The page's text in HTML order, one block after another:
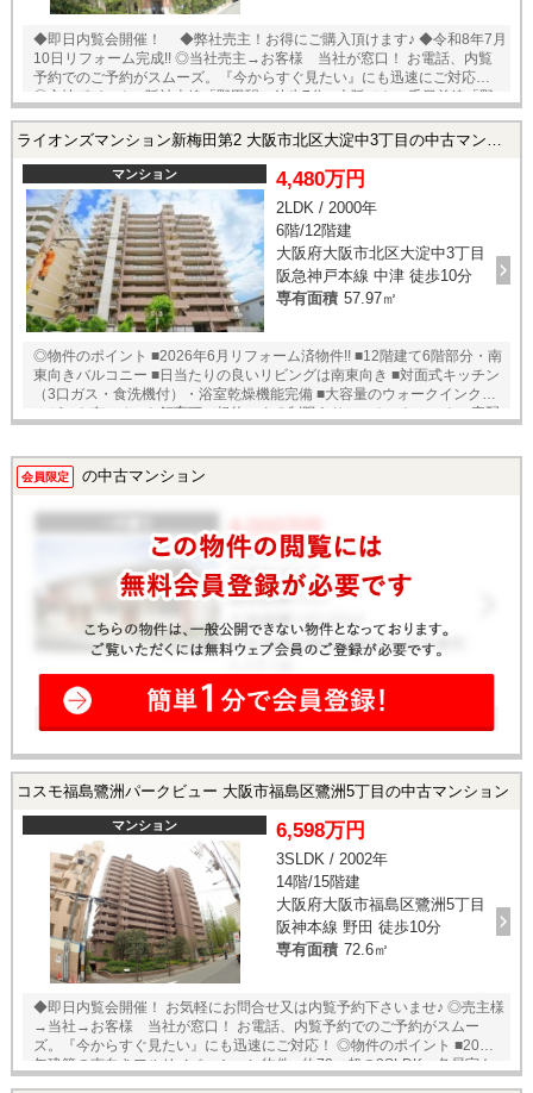
◆即日内覧会開催！ ◆弊社売主！お得にご購入頂けます♪ ◆令和8年7月
10日リフォーム完成!! ◎当社売主→お客様 当社が窓口！ お電話、内覧
予約でのご予約がスムーズ。『今からすぐ見たい』にも迅速にご対応！
◎立地ポイント ■阪神本線「野田駅」徒歩7分 ■大阪メトロ千日前線「野
ト ■2018年建築の築浅ビックコミュニティ ■リフォーム済み、70㎡超の
ット飼育可能 ◆総戸数850戸の大規模マンション ◆ディスポーザー・食
洗器付・浴室暖房乾燥機・床暖房あり ◆24時間有人管理（夜間は警備員
が担当） ◆24時間ゴミ出し可能（ゴミドラム式） ◆モニター付インター
ホン、宅配ボックス ◆学校徒歩5分圏内 ◆ウォークインクローゼット有 ◆
バルコニーにスロップシンク有 ◆ゲストルームなどの共用施設も充実 ◎
ご案内・物件パンフレットのご請求はお気軽にどうぞ♪ ※当社ではネット
で他社様が広告している物件も同時に紹介・案内可能です。 併せて内覧
を希望される際は、物件名を担当者までお申し付け下さい。
マンション 4,480万円
2LDK / 2000年
6階/12階建
大阪府大阪市北区大淀中3丁目
阪急神戸本線 中津 徒歩10分
専有面積 57.97㎡
◎物件のポイント ■2026年6月リフォーム済物件!! ■12階建て6階部分・南
東向きバルコニー ■日当たりの良いリビングは南東向き ■対面式キッチン
（3口ガス・食洗機付）・浴室乾燥機能完備 ■大容量のウォークインクロ
ーゼット有 ■ペット飼育可（規約による制限あり） ■オートロック・宅配
せ」フォームよりお問い合わせ下さい！業務に精通したスタッフが丁寧
に対応致します。ご来店が困難な場合は、ご希望場所でのお待ち合わせ
も可能です。
会員限定 の中古マンション
コスモ福島鷺洲パークビュー 大阪市福島区鷺洲5丁目の中古マンション
マンション 6,598万円
3SLDK / 2002年
14階/15階建
大阪府大阪市福島区鷺洲5丁目
阪神本線 野田 徒歩10分
専有面積 72.6㎡
◆即日内覧会開催！ お気軽にお問合せ又は内覧予約下さいませ♪ ◎売主様
→当社→お客様 当社が窓口！ お電話、内覧予約でのご予約がスムー
ズ。『今からすぐ見たい』にも迅速にご対応！ ◎物件のポイント ■2002
年建築の南向きフルリノベーション物件 ■約72㎡超の3SLDK、各居室も